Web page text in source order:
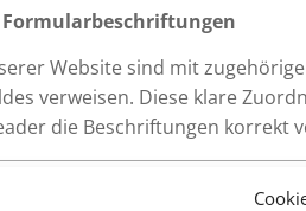
Website sind mit
verweisen. Diese klare
die Beschriftungen korrekt